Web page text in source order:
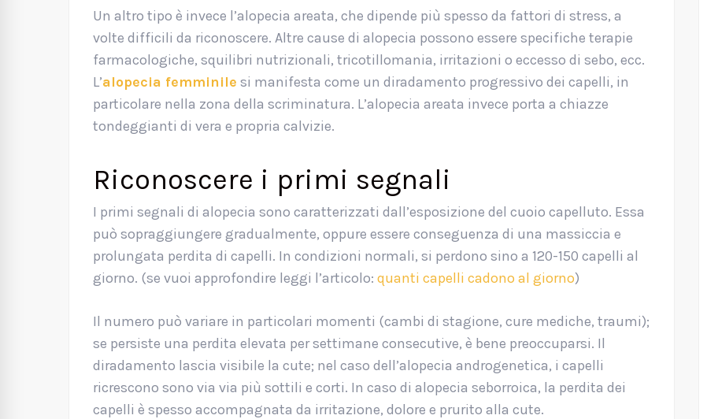
Un altro tipo è invece l’alopecia areata, che dipende più spesso da fattori di stress, a
volte difficili da riconoscere. Altre cause di alopecia possono essere specifiche terapie
farmacologiche, squilibri nutrizionali, tricotillomania, irritazioni o eccesso di sebo, ecc.
L’alopecia femminile si manifesta come un diradamento progressivo dei capelli, in
particolare nella zona della scriminatura. L’alopecia areata invece porta a chiazze
tondeggianti di vera e propria calvizie.
Riconoscere i primi segnali
I primi segnali di alopecia sono caratterizzati dall’esposizione del cuoio capelluto. Essa
può sopraggiungere gradualmente, oppure essere conseguenza di una massiccia e
prolungata perdita di capelli. In condizioni normali, si perdono sino a 120-150 capelli al
giorno. (se vuoi approfondire leggi l’articolo: quanti capelli cadono al giorno)
Il numero può variare in particolari momenti (cambi di stagione, cure mediche, traumi);
se persiste una perdita elevata per settimane consecutive, è bene preoccuparsi. Il
diradamento lascia visibile la cute; nel caso dell’alopecia androgenetica, i capelli
ricrescono sono via via più sottili e corti. In caso di alopecia seborroica, la perdita dei
capelli è spesso accompagnata da irritazione, dolore e prurito alla cute.